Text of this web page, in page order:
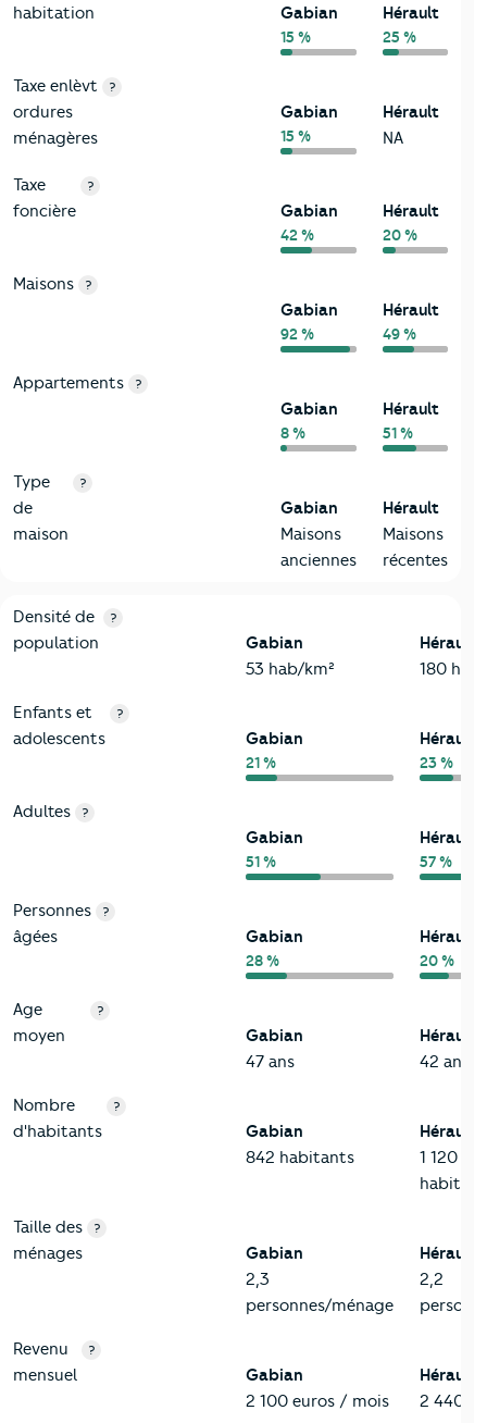
habitation Gabian
15 %
Hérault
25 %
Taxe enlèvt
ordures
ménagères
?
Gabian
15 %
Hérault
NA
Taxe
foncière
?
Gabian
42 %
Hérault
20 %
Maisons ?
Gabian
92 %
Hérault
49 %
Appartements ?
Gabian
8 %
Hérault
51 %
Type
de
maison
?
Gabian
Maisons
anciennes
Hérault
Maisons
récentes
2-Habitants
Critères Gabian
Densité de
population
?
Gabian
53 hab/km²
Hérault
180
Enfants et
adolescents
?
Gabian
21 %
Hérault
23 %
Adultes ?
Gabian
51 %
Hérault
57 %
Personnes
âgées
?
Gabian
28 %
Hérault
20 %
Age
moyen
?
Gabian
47 ans
Hérault
42 ans
Nombre
d'habitants
?
Gabian
842 habitants
Hérault
1 120
Taille des
ménages
?
Gabian
2,3
personnes/ménage
Hérault
2,2
Revenu
mensuel
?
Gabian
2 100 euros / mois
Hérault
2 440